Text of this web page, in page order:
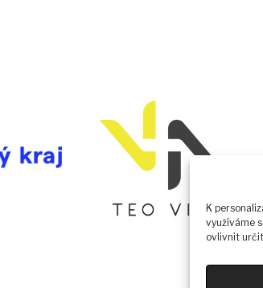
K
využíváme
ovlivnit